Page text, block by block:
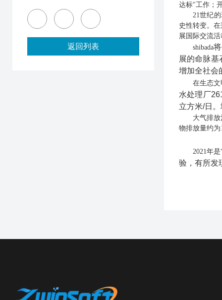
达标"工作；
21世纪
史性转变。
展国际交流活
shibada
展的命脉
增加全社会
在生态
水处理厂
立方米/日
大气排
物排放量约为
2021年
验，有所发
返回列表